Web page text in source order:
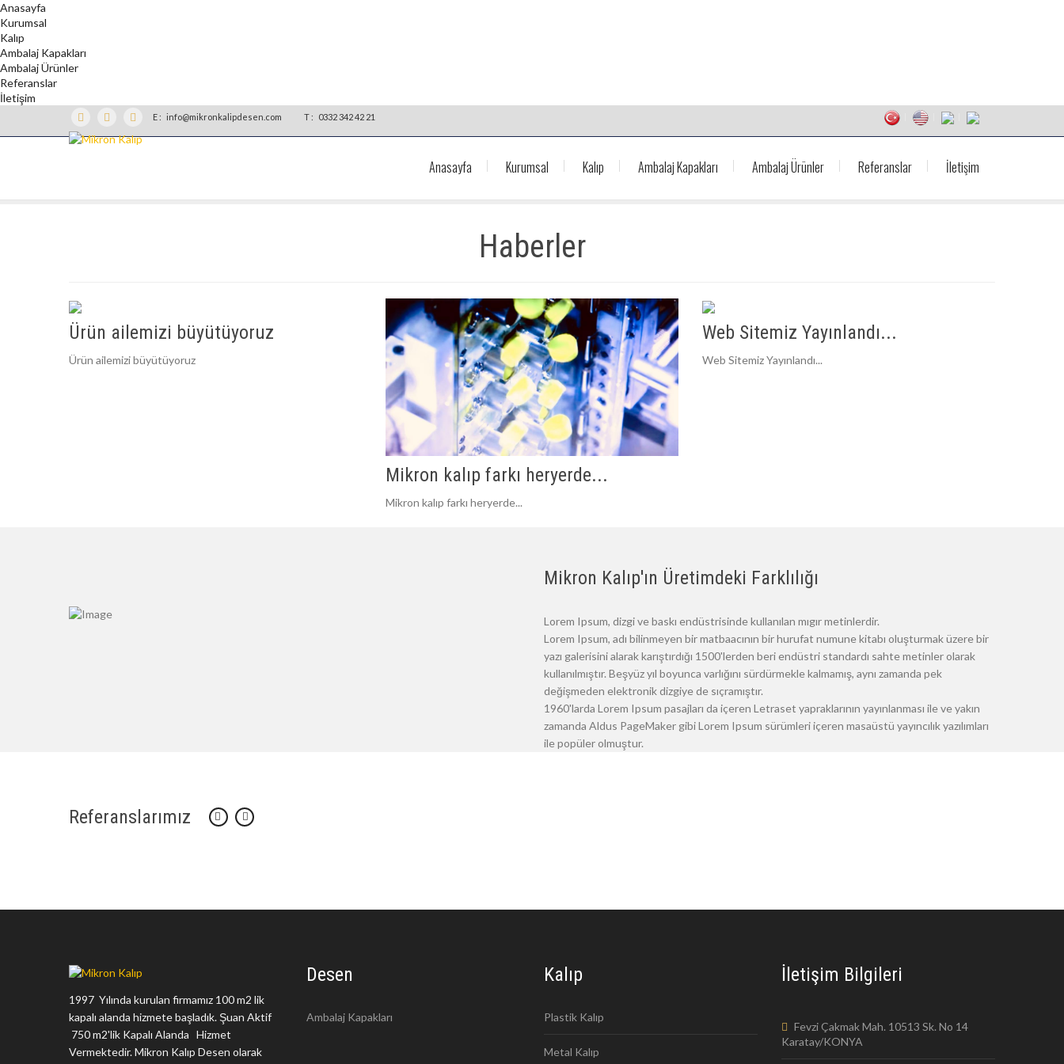
Anasayfa
Kurumsal
Kalıp
Ambalaj Kapakları
Ambalaj Ürünler
Referanslar
İletişim
E : info@mikronkalipdesen.com T : 0332 342 42 21
Anasayfa Kurumsal Kalıp Ambalaj Kapakları Ambalaj Ürünler Referanslar İletişim
Haberler
Ürün ailemizi büyütüyoruz
Ürün ailemizi büyütüyoruz
Mikron kalıp farkı heryerde...
Mikron kalıp farkı heryerde...
Web Sitemiz Yayınlandı...
Web Sitemiz Yayınlandı...
Mikron Kalıp'ın Üretimdeki Farklılığı
Lorem Ipsum, dizgi ve baskı endüstrisinde kullanılan mıgır metinlerdir.
Lorem Ipsum, adı bilinmeyen bir matbaacının bir hurufat numune kitabı oluşturmak üzere bir
yazı galerisini alarak karıştırdığı 1500'lerden beri endüstri standardı sahte metinler olarak
kullanılmıştır. Beşyüz yıl boyunca varlığını sürdürmekle kalmamış, aynı zamanda pek
değişmeden elektronik dizgiye de sıçramıştır.
1960'larda Lorem Ipsum pasajları da içeren Letraset yapraklarının yayınlanması ile ve yakın
zamanda Aldus PageMaker gibi Lorem Ipsum sürümleri içeren masaüstü yayıncılık yazılımları
ile popüler olmuştur.
Referanslarımız
1997 Yılında kurulan firmamız 100 m2 lik
kapalı alanda hizmete başladık. Şuan Aktif
750 m2'lik Kapalı Alanda Hizmet
Vermektedir. Mikron Kalıp Desen olarak
Desen
Ambalaj Kapakları
Kalıp
Plastik Kalıp
Metal Kalıp
İletişim Bilgileri
Fevzi Çakmak Mah. 10513 Sk. No 14
Karatay/KONYA